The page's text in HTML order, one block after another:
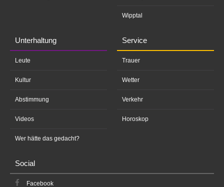
Wipptal
Unterhaltung
Leute
Kultur
Abstimmung
Videos
Wer hätte das gedacht?
Service
Trauer
Wetter
Verkehr
Horoskop
Social
Facebook